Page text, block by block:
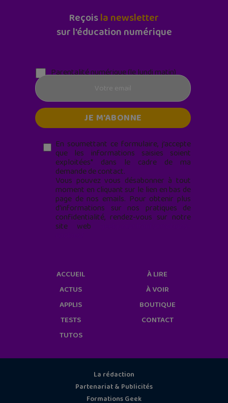
Reçoisla newsletter
sur l'éducation numérique
Parentalité numérique (le lundi matin)
En soumettant ce formulaire, j’accepte
que les informations saisies soient
exploitées* dans le cadre de ma
demande de contact.
Vous pouvez vous désabonner à tout
moment en cliquant sur le lien en bas de
page de nos emails. Pour obtenir plus
d'informations sur nos pratiques de
confidentialité, rendez-vous sur notre
site web
ACCUEIL
ACTUS
APPLIS
TESTS
TUTOS
À LIRE
À VOIR
BOUTIQUE
CONTACT
La rédaction
Partenariat & Publicités
Formations Geek